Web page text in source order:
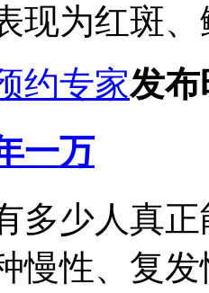
现为红斑
约专家发布
一万
多少人真
慢性、复